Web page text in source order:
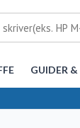
GUIDER &